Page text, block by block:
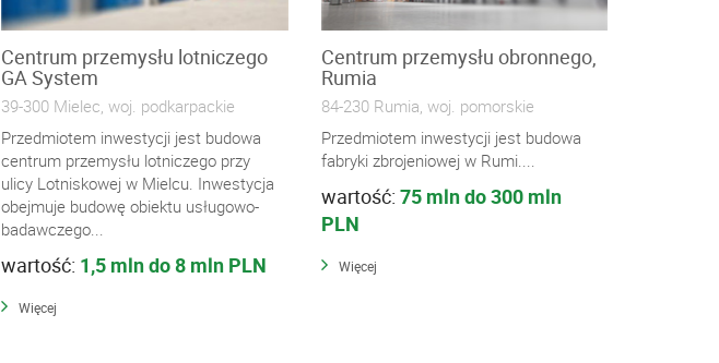
Centrum przemysłu lotniczego
GA System
39-300 Mielec, woj. podkarpackie
Przedmiotem inwestycji jest budowa
centrum przemysłu lotniczego przy
ulicy Lotniskowej w Mielcu. Inwestycja
obejmuje budowę obiektu usługowo-
badawczego...
wartość: 1,5 mln do 8 mln PLN
Więcej
Centrum przemysłu obronnego,
Rumia
84-230 Rumia, woj. pomorskie
Przedmiotem inwestycji jest budowa
fabryki zbrojeniowej w Rumi....
wartość: 75 mln do 300 mln
PLN
Więcej